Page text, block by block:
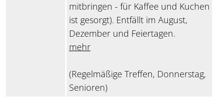
mitbringen - für Kaffee und Kuchen
ist gesorgt). Entfällt im August,
Dezember und Feiertagen.
mehr
(Regelmäßige Treffen, Donnerstag,
Senioren)